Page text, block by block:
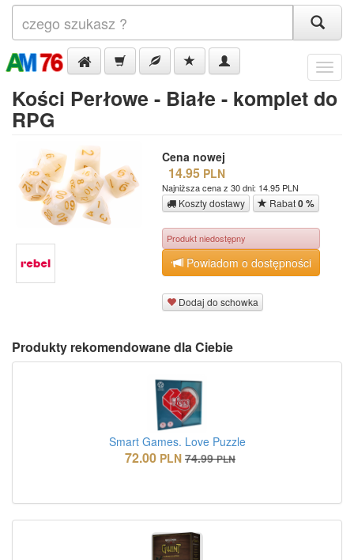
Menu
Kości Perłowe - Białe - komplet do
RPG
Cena nowej
14.95 PLN
Najniższa cena z 30 dni: 14.95 PLN
Koszty dostawy Rabat0 %
Produkt niedostępny
Powiadom o dostępności
Dodaj do schowka
Produkty rekomendowane dla Ciebie
Smart Games. Love Puzzle
72.00 PLN 74.99 PLN